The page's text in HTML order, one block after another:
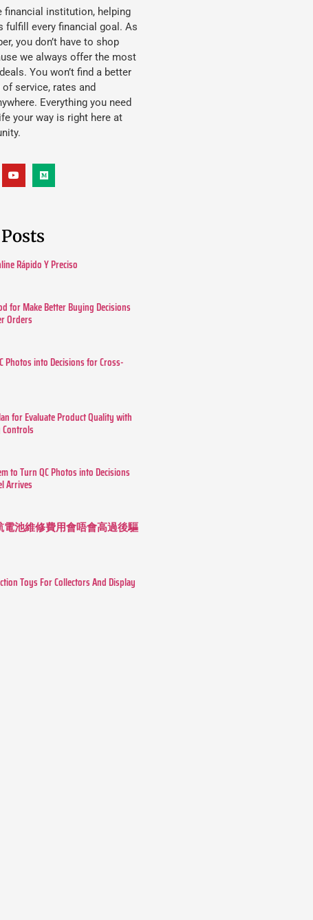
financial institution, helping
fulfill every financial goal. As
you don’t have to shop
we always offer the most
You won’t find a better
service, rates and
Everything you need
your way is right here at
Rápido Y Preciso
for Make Better Buying Decisions
Orders
Photos into Decisions for Cross-
for Evaluate Product Quality with
to Turn QC Photos into Decisions
Arrives
電池維修費用會唔會高過後驅
Toys For Collectors And Display